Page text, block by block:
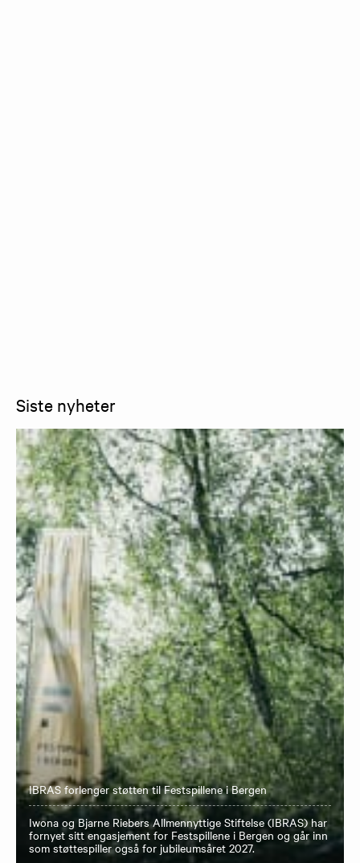
Siste nyheter
IBRAS forlenger støtten til Festspillene i Bergen
Iwona og Bjarne Riebers Allmennyttige Stiftelse (IBRAS) har
fornyet sitt engasjement for Festspillene i Bergen og går inn
som støttespiller også for jubileumsåret 2027.